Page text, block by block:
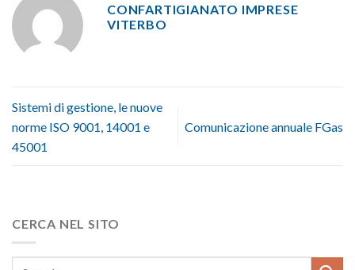
CONFARTIGIANATO IMPRESE
VITERBO
Sistemi di gestione, le nuove
norme ISO 9001, 14001 e
45001
Comunicazione annuale FGas
CERCA NEL SITO